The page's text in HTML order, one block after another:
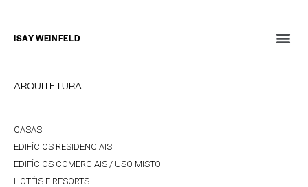
ISAY WEINFELD
ARQUITETURA
CASAS
EDIFÍCIOS RESIDENCIAIS
EDIFÍCIOS COMERCIAIS / USO MISTO
HOTÉIS E RESORTS